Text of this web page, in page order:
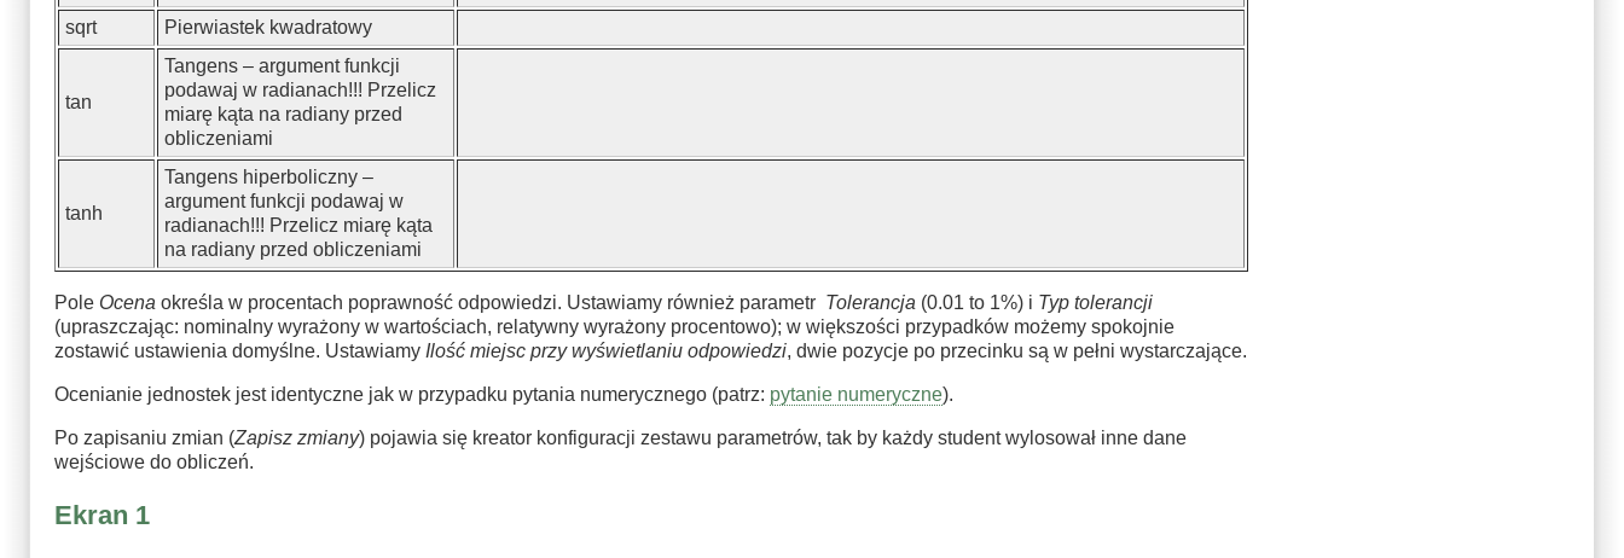
sqrt
Pierwiastek kwadratowy
tan
Tangens – argument funkcji
podawaj w radianach!!! Przelicz
miarę kąta na radiany przed
obliczeniami
tanh
Tangens hiperboliczny –
argument funkcji podawaj w
radianach!!! Przelicz miarę kąta
na radiany przed obliczeniami
Pole Ocena określa w procentach poprawność odpowiedzi. Ustawiamy również parametr Tolerancja (0.01 to 1%) i Typ tolerancji
(upraszczając: nominalny wyrażony w wartościach, relatywny wyrażony procentowo); w większości przypadków możemy spokojnie
zostawić ustawienia domyślne. Ustawiamy Ilość miejsc przy wyświetlaniu odpowiedzi, dwie pozycje po przecinku są w pełni wystarczające.
Ocenianie jednostek jest identyczne jak w przypadku pytania numerycznego (patrz: pytanie numeryczne).
Po zapisaniu zmian (Zapisz zmiany) pojawia się kreator konfiguracji zestawu parametrów, tak by każdy student wylosował inne dane
wejściowe do obliczeń.
Ekran 1